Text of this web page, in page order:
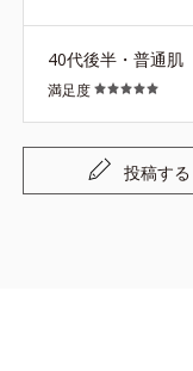
粧水→ディエッセ
ー→パウダー が私
事は無くなり重宝
て乾燥しない！ま
40代後半・普通肌
満足度
投稿する